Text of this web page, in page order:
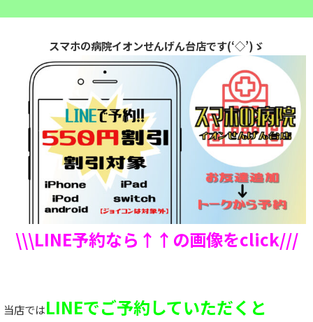
スマホの病院イオンせんげん台店です(‘◇’)ゞ
\\\LINE予約なら↑↑の画像をclick///
当店ではLINEでご予約していただくと